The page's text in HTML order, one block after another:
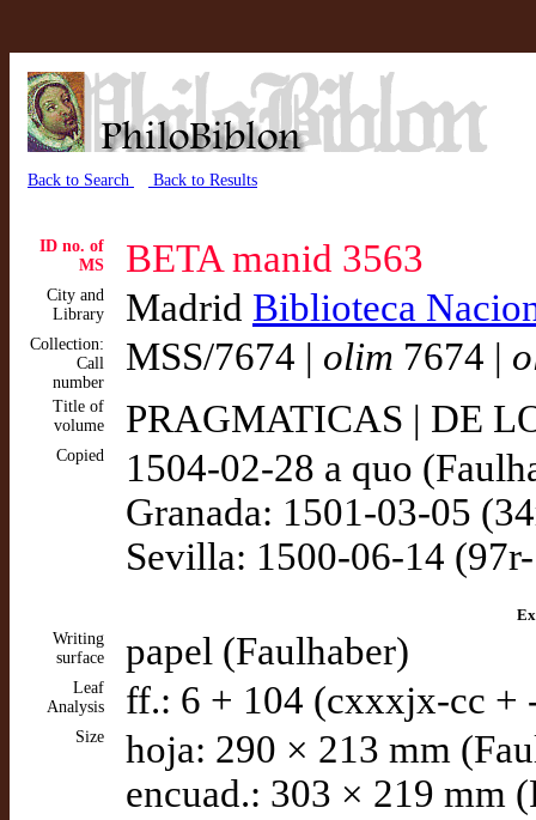
Back to Search Back to Results
ID no. of
MS
BETA manid 3563
City and
Library
Madrid Biblioteca
Collection:
Call
number
MSS/7674 | olim 7674 |
Title of
volume
PRAGMATICAS | DE
Copied
1504-02-28 a quo
Granada: 1501-03-05
Sevilla: 1500-06-14
Writing
surface
papel (Faulhaber)
Leaf
Analysis
ff.: 6 + 104 (cxxxjx-cc +
Size
hoja: 290 × 213 mm
encuad.: 303 × 219 mm